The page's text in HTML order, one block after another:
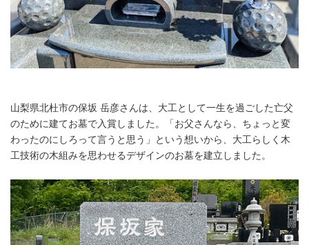
山梨県北杜市の保坂 岳彦さんは、大工として一生を過ごした亡父
のために建てお墓で入賞しました。「お父さんなら、ちょっと変
わったのにしろって言うと思う」という想いから、大工らしく木
工技術の木組みを思わせるデザインのお墓を建立しました。